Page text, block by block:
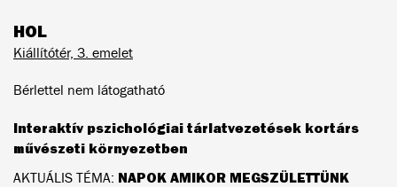
HOL
Kiállítótér, 3. emelet
Bérlettel nem látogatható
Interaktív pszichológiai tárlatvezetések kortárs
művészeti környezetben
AKTUÁLIS TÉMA: NAPOK AMIKOR MEGSZÜLETTÜNK